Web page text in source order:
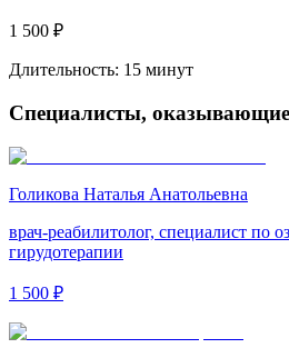
1 500 ₽
Длительность: 15 минут
Специалисты, оказывающие
Голикова Наталья Анатольевна
врач-реабилитолог, специалист по
гирудотерапии
1 500 ₽